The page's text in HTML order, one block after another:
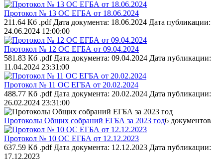
Протокол № 13 ОС ЕГБА от 18.06.2024
211.64 Кб .pdf Дата документа: 18.06.2024 Дата публикации:
24.06.2024 12:00:00
Протокол № 12 ОС ЕГБА от 09.04.2024
581.83 Кб .pdf Дата документа: 09.04.2024 Дата публикации:
11.04.2024 23:31:00
Протокол № 11 ОС ЕГБА от 20.02.2024
488.77 Кб .pdf Дата документа: 20.02.2024 Дата публикации:
26.02.2024 23:31:00
Протоколы Общих собраний ЕГБА за 2023 год6 документов
Протокол № 10 ОС ЕГБА от 12.12.2023
637.59 Кб .pdf Дата документа: 12.12.2023 Дата публикации:
17.12.2023